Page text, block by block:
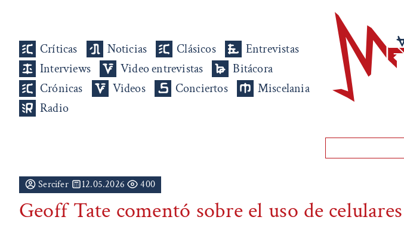
Críticas Noticias Clásicos
Entrevistas
Interviews
Video entrevistas
Bitácora
Crónicas
Videos Conciertos
Miscelania
Radio
Sercifer 12.05.2026 400
Geoff Tate comentó sobre el uso de